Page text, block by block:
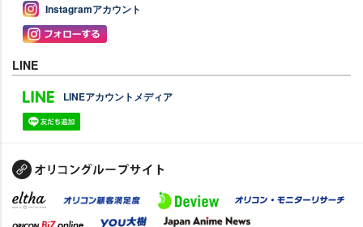
Instagramアカウント
LINE
LINEアカウントメディア